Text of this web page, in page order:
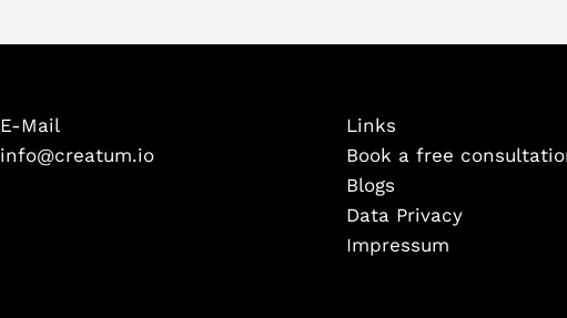
E-Mail
info@creatum.io
Links
Book a free
Blogs
Data Privacy
Impressum